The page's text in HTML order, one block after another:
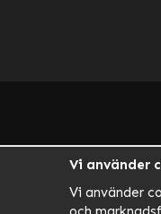
Vi använder
Vi använder